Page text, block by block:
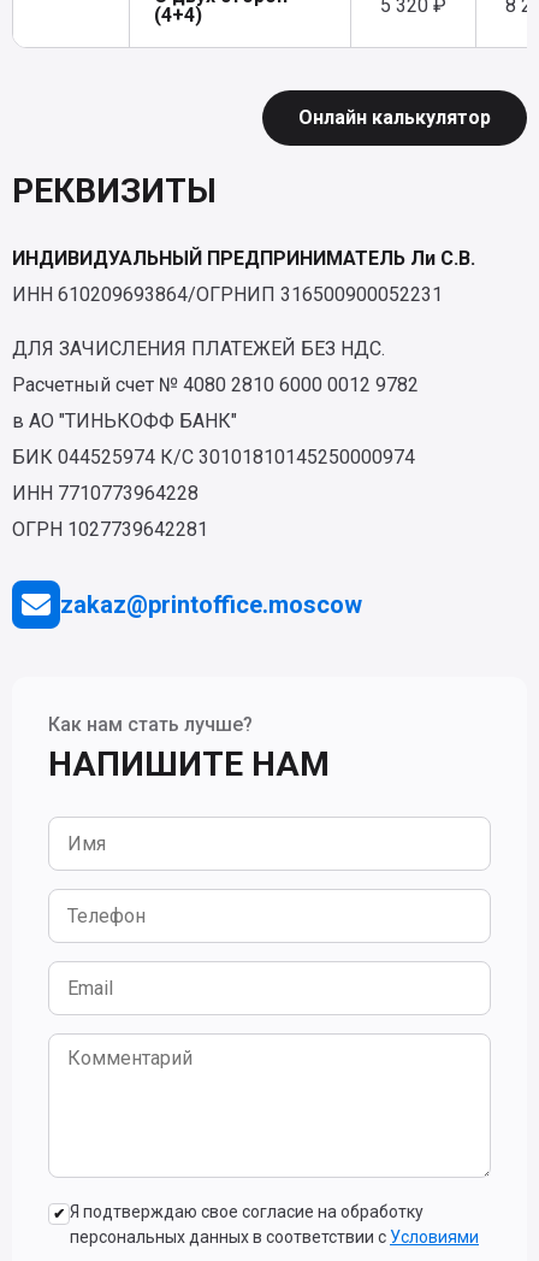
(4+4)
5 320 ₽ 8
Онлайн калькулятор
РЕКВИЗИТЫ
ИНДИВИДУАЛЬНЫЙ ПРЕДПРИНИМАТЕЛЬ Ли С.В.
ИНН 610209693864/ОГРНИП 316500900052231
ДЛЯ ЗАЧИСЛЕНИЯ ПЛАТЕЖЕЙ БЕЗ НДС.
Расчетный счет № 4080 2810 6000 0012 9782
в АО "ТИНЬКОФФ БАНК"
БИК 044525974 К/С 30101810145250000974
ИНН 7710773964228
ОГРН 1027739642281
zakaz@printoffice.moscow
Как нам стать лучше?
НАПИШИТЕ НАМ
Я подтверждаю свое согласие на обработку
персональных данных в соответствии с Условиями